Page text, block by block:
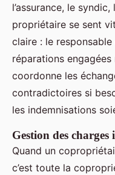
l’assurance, le
propriétaire se sent
claire : le
réparations engagées
coordonne les
contradictoires si
les indemnisations
Gestion des charges
Quand un
c’est toute la